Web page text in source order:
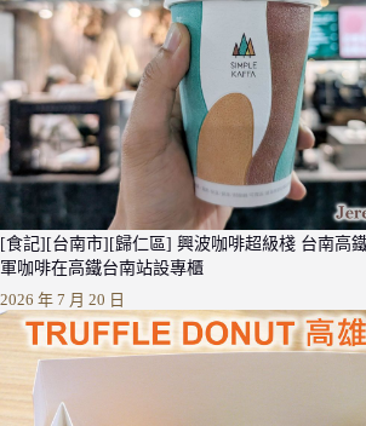
[食記][台南市][歸仁區] 興波咖啡超級棧 台南高
軍咖啡在高鐵台南站設專櫃
2026 年 7 月 20 日